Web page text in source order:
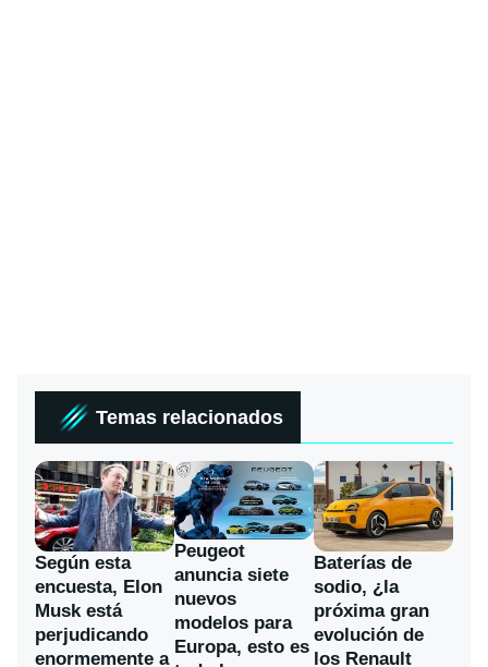
Temas relacionados
Según esta
encuesta, Elon
Musk está
perjudicando
enormemente a
Peugeot
anuncia siete
nuevos
modelos para
Europa, esto es
Baterías de
sodio, ¿la
próxima gran
evolución de
los Renault